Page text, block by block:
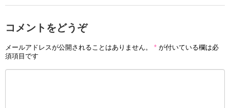
コメントをどうぞ
メールアドレスが公開されることはありません。 * が付いている欄は必
須項目です